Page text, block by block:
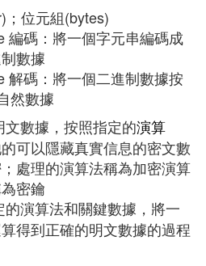
；位元組(bytes)
編碼：將一個字元串編碼成
數據
解碼：將一個二進制數據按
然數據
文數據，按照指定的演算
可以隱藏真實信息的密文數
處理的演算法稱為加密演算
密鑰
的演算法和關鍵數據，將一
得到正確的明文數據的過程